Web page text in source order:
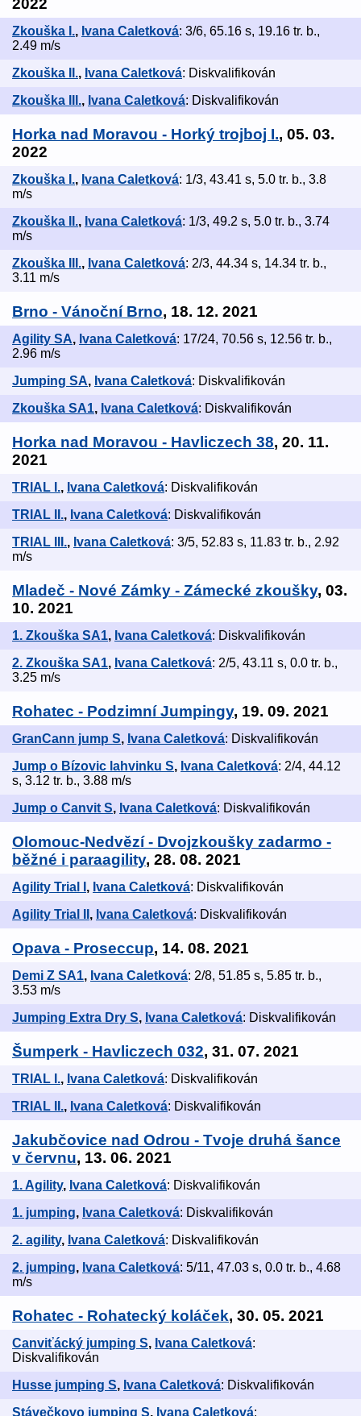
2022
Zkouška I., Ivana Caletková: 3/6, 65.16 s, 19.16 tr. b.,
2.49 m/s
Zkouška II., Ivana Caletková: Diskvalifikován
Zkouška III., Ivana Caletková: Diskvalifikován
Horka nad Moravou - Horký trojboj I., 05. 03.
2022
Zkouška I., Ivana Caletková: 1/3, 43.41 s, 5.0 tr. b., 3.8
m/s
Zkouška II., Ivana Caletková: 1/3, 49.2 s, 5.0 tr. b., 3.74
m/s
Zkouška III., Ivana Caletková: 2/3, 44.34 s, 14.34 tr. b.,
3.11 m/s
Brno - Vánoční Brno, 18. 12. 2021
Agility SA, Ivana Caletková: 17/24, 70.56 s, 12.56 tr. b.,
2.96 m/s
Jumping SA, Ivana Caletková: Diskvalifikován
Zkouška SA1, Ivana Caletková: Diskvalifikován
Horka nad Moravou - Havliczech 38, 20. 11.
2021
TRIAL I., Ivana Caletková: Diskvalifikován
TRIAL II., Ivana Caletková: Diskvalifikován
TRIAL III., Ivana Caletková: 3/5, 52.83 s, 11.83 tr. b., 2.92
m/s
Mladeč - Nové Zámky - Zámecké zkoušky, 03.
10. 2021
1. Zkouška SA1, Ivana Caletková: Diskvalifikován
2. Zkouška SA1, Ivana Caletková: 2/5, 43.11 s, 0.0 tr. b.,
3.25 m/s
Rohatec - Podzimní Jumpingy, 19. 09. 2021
GranCann jump S, Ivana Caletková: Diskvalifikován
Jump o Bízovic lahvinku S, Ivana Caletková: 2/4, 44.12
s, 3.12 tr. b., 3.88 m/s
Jump o Canvit S, Ivana Caletková: Diskvalifikován
Olomouc-Nedvězí - Dvojzkoušky zadarmo -
běžné i paraagility, 28. 08. 2021
Agility Trial I , Ivana Caletková: Diskvalifikován
Agility Trial II , Ivana Caletková: Diskvalifikován
Opava - Proseccup, 14. 08. 2021
Demi Z SA1, Ivana Caletková: 2/8, 51.85 s, 5.85 tr. b.,
3.53 m/s
Jumping Extra Dry S, Ivana Caletková: Diskvalifikován
Šumperk - Havliczech 032, 31. 07. 2021
TRIAL I., Ivana Caletková: Diskvalifikován
TRIAL II., Ivana Caletková: Diskvalifikován
Jakubčovice nad Odrou - Tvoje druhá šance
v červnu, 13. 06. 2021
1. Agility, Ivana Caletková: Diskvalifikován
1. jumping, Ivana Caletková: Diskvalifikován
2. agility, Ivana Caletková: Diskvalifikován
2. jumping, Ivana Caletková: 5/11, 47.03 s, 0.0 tr. b., 4.68
m/s
Rohatec - Rohatecký koláček, 30. 05. 2021
Canviťácký jumping S, Ivana Caletková:
Diskvalifikován
Husse jumping S, Ivana Caletková: Diskvalifikován
Stávečkovo jumping S, Ivana Caletková: